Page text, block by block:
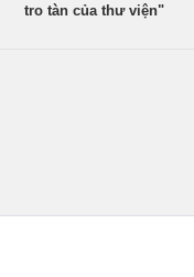
tro tàn của thư viện"